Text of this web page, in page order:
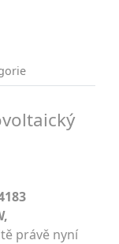
právě nyní